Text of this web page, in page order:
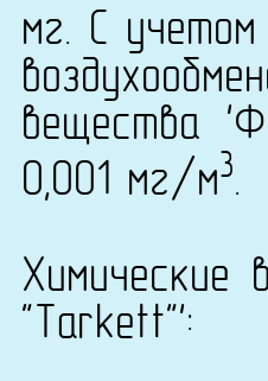
мг. С
вещества
0,001 мг/м3.
Химические
"Tarkett"':